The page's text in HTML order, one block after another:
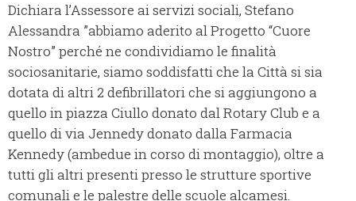
Dichiara l’Assessore ai servizi sociali, Stefano
Alessandra ”abbiamo aderito al Progetto “Cuore
Nostro” perché ne condividiamo le finalità
sociosanitarie, siamo soddisfatti che la Città si sia
dotata di altri 2 defibrillatori che si aggiungono a
quello in piazza Ciullo donato dal Rotary Club e a
quello di via Jennedy donato dalla Farmacia
Kennedy (ambedue in corso di montaggio), oltre a
tutti gli altri presenti presso le strutture sportive
comunali e le palestre delle scuole alcamesi.